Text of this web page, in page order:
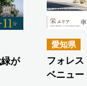
が
愛知県
フォレス
ベニュー